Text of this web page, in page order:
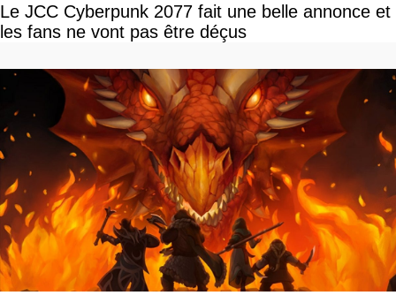
Le JCC Cyberpunk 2077 fait une belle annonce et
les fans ne vont pas être déçus